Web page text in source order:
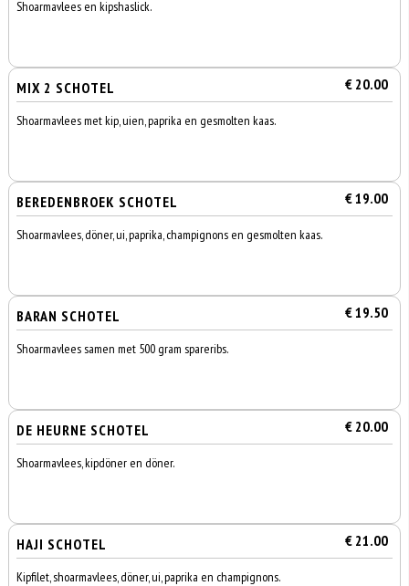
Shoarmavlees en kipshaslick.
MIX 2 SCHOTEL € 20.00
Shoarmavlees met kip, uien, paprika en gesmolten kaas.
BEREDENBROEK SCHOTEL € 19.00
Shoarmavlees, döner, ui, paprika, champignons en gesmolten kaas.
BARAN SCHOTEL € 19.50
Shoarmavlees samen met 500 gram spareribs.
DE HEURNE SCHOTEL € 20.00
Shoarmavlees, kipdöner en döner.
HAJI SCHOTEL € 21.00
Kipfilet, shoarmavlees, döner, ui, paprika en champignons.